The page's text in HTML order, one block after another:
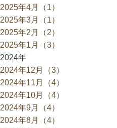
2025年4月（1）
2025年3月（1）
2025年2月（2）
2025年1月（3）
2024年
2024年12月（3）
2024年11月（4）
2024年10月（4）
2024年9月（4）
2024年8月（4）